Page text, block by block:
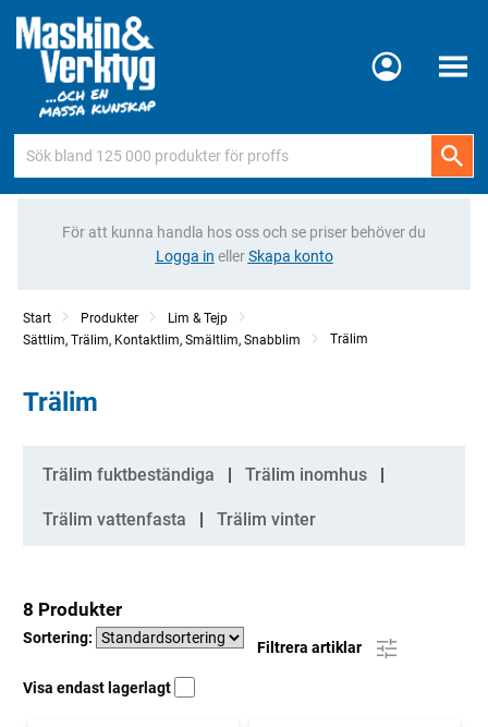
Meny
För att kunna handla hos oss och se priser behöver du
Logga in ellerSkapa konto
Start Produkter
Lim & Tejp
Sättlim, Trälim, Kontaktlim, Smältlim, Snabblim
Trälim
Trälim
Kategorier
Trälim fuktbeständiga Trälim inomhus
Trälim vattenfasta Trälim vinter
8 Produkter
Sortering:
Filtrera artiklar
Visa endast lagerlagt